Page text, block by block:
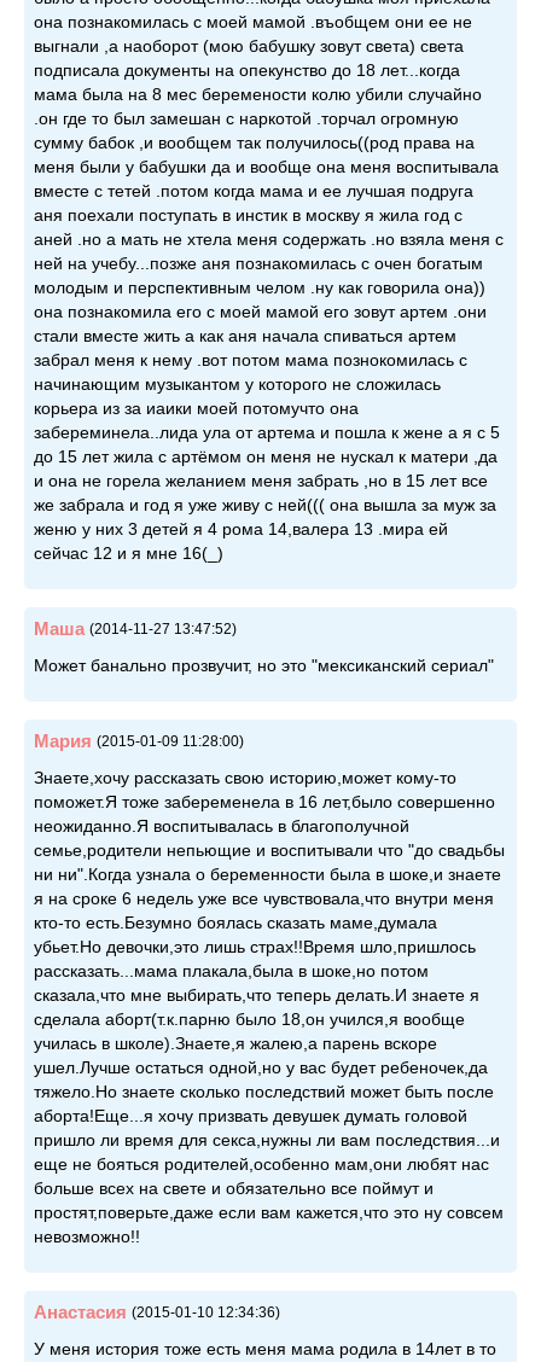
она познакомилась с моей мамой .въобщем они ее не
выгнали ,а наоборот (мою бабушку зовут света) света
подписала документы на опекунство до 18 лет...когда
мама была на 8 мес беремености колю убили случайно
.он где то был замешан с наркотой .торчал огромную
сумму бабок ,и вообщем так получилось((род права на
меня были у бабушки да и вообще она меня воспитывала
вместе с тетей .потом когда мама и ее лучшая подруга
аня поехали поступать в инстик в москву я жила год с
аней .но а мать не хтела меня содержать .но взяла меня с
ней на учебу...позже аня познакомилась с очен богатым
молодым и перспективным челом .ну как говорила она))
она познакомила его с моей мамой его зовут артем .они
стали вместе жить а как аня начала спиваться артем
забрал меня к нему .вот потом мама познокомилась с
начинающим музыкантом у которого не сложилась
корьера из за иаики моей потомучто она
забереминела..лида ула от артема и пошла к жене а я с 5
до 15 лет жила с артёмом он меня не нускал к матери ,да
и она не горела желанием меня забрать ,но в 15 лет все
же забрала и год я уже живу с ней((( она вышла за муж за
женю у них 3 детей я 4 рома 14,валера 13 .мира ей
сейчас 12 и я мне 16(_)
Маша (2014-11-27 13:47:52)
Может банально прозвучит, но это "мексиканский сериал"
Мария (2015-01-09 11:28:00)
Знаете,хочу рассказать свою историю,может кому-то
поможет.Я тоже забеременела в 16 лет,было совершенно
неожиданно.Я воспитывалась в благополучной
семье,родители непьющие и воспитывали что "до свадьбы
ни ни".Когда узнала о беременности была в шоке,и знаете
я на сроке 6 недель уже все чувствовала,что внутри меня
кто-то есть.Безумно боялась сказать маме,думала
убьет.Но девочки,это лишь страх!!Время шло,пришлось
рассказать...мама плакала,была в шоке,но потом
сказала,что мне выбирать,что теперь делать.И знаете я
сделала аборт(т.к.парню было 18,он учился,я вообще
училась в школе).Знаете,я жалею,а парень вскоре
ушел.Лучше остаться одной,но у вас будет ребеночек,да
тяжело.Но знаете сколько последствий может быть после
аборта!Еще...я хочу призвать девушек думать головой
пришло ли время для секса,нужны ли вам последствия...и
еще не бояться родителей,особенно мам,они любят нас
больше всех на свете и обязательно все поймут и
простят,поверьте,даже если вам кажется,что это ну совсем
невозможно!!
Анастасия (2015-01-10 12:34:36)
У меня история тоже есть меня мама родила в 14лет в то